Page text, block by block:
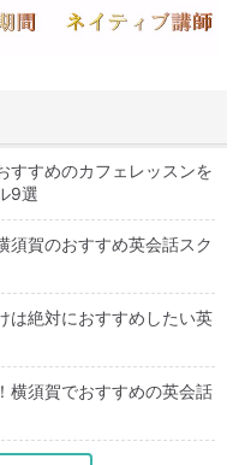
すすめのカフェレッスンを
9選
須賀のおすすめ英会話スク
は絶対におすすめしたい英
横須賀でおすすめの英会話